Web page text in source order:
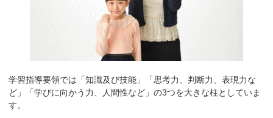
学習指導要領では「知識及び技能」「思考力、判断力、表現力な
ど」「学びに向かう力、人間性など」の3つを大きな柱としていま
す。